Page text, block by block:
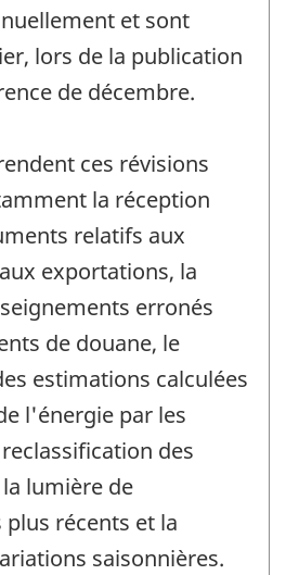
et sont
lors de la publication
de décembre.
ces révisions
la réception
relatifs aux
exportations, la
erronés
de douane, le
estimations calculées
l'énergie par les
des
lumière de
récents et la
saisonnières.